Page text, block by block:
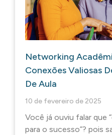
Networking
Conexões Valiosas
De Aula
10 de fevereiro de 2025
Você já ouviu falar que
para o sucesso”? pois